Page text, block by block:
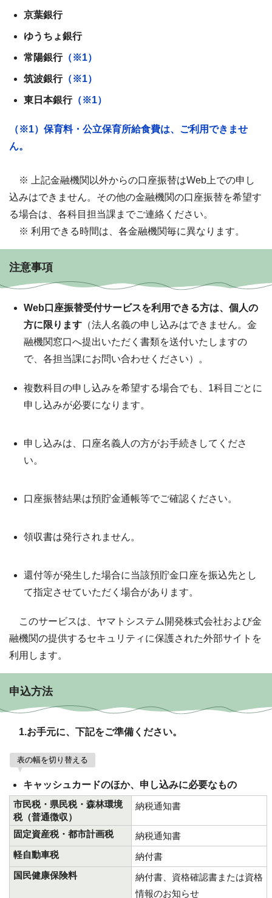
京葉銀行
ゆうちょ銀行
常陽銀行（※1）
筑波銀行（※1）
東日本銀行（※1）
（※1）保育料・公立保育所給食費は、ご利用できませ
ん。
※ 上記金融機関以外からの口座振替はWeb上での申し
込みはできません。その他の金融機関の口座振替を希望す
る場合は、各科目担当課までご連絡ください。
※ 利用できる時間は、各金融機関毎に異なります。
注意事項
Web口座振替受付サービスを利用できる方は、個人の
方に限ります （法人名義の申し込みはできません。金
融機関窓口へ提出いただく書類を送付いたしますの
で、各担当課にお問い合わせください）。
複数科目の申し込みを希望する場合でも、1科目ごとに
申し込みが必要になります。
申し込みは、口座名義人の方がお手続きしてくださ
い。
口座振替結果は預貯金通帳等でご確認ください。
領収書は発行されません。
還付等が発生した場合に当該預貯金口座を振込先とし
て指定させていただく場合があります。
このサービスは、ヤマトシステム開発株式会社および金
融機関の提供するセキュリティに保護された外部サイトを
利用します。
申込方法
1.お手元に、下記をご準備ください。
表の幅を切り替える
キャッシュカードのほか、申し込みに必要なもの
市民税・県民税・森林環境
税（普通徴収）
納税通知書
固定資産税・都市計画税
納税通知書
軽自動車税
納付書
国民健康保険料
納付書、資格確認書または資格
情報のお知らせ